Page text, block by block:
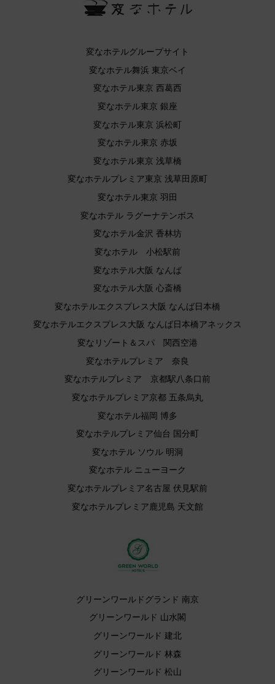
変なホテルグループサイト
変なホテル舞浜 東京ベイ
変なホテル東京 西葛西
変なホテル東京 銀座
変なホテル東京 浜松町
変なホテル東京 赤坂
変なホテル東京 浅草橋
変なホテルプレミア東京 浅草田原町
変なホテル東京 羽田
変なホテル ラグーナテンボス
変なホテル金沢 香林坊
変なホテル 小松駅前
変なホテル大阪 なんば
変なホテル大阪 心斎橋
変なホテルエクスプレス大阪 なんば日本橋
変なホテルエクスプレス大阪 なんば日本橋アネックス
変なリゾート＆スパ 関西空港
変なホテルプレミア 奈良
変なホテルプレミア 京都駅八条口前
変なホテルプレミア京都 五条烏丸
変なホテル福岡 博多
変なホテルプレミア仙台 国分町
変なホテル ソウル 明洞
変なホテル ニューヨーク
変なホテルプレミア名古屋 伏見駅前
変なホテルプレミア鹿児島 天文館
グリーンワールドグランド 南京
グリーンワールド 山水閣
グリーンワールド 建北
グリーンワールド 林森
グリーンワールド 松山